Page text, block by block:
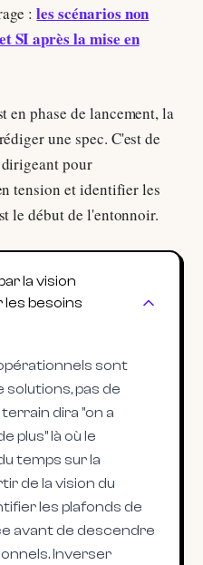
: les scénarios non
SI après la mise en
en phase de lancement, la
une spec. C'est de
dirigeant pour
tension et identifier les
le début de l'entonnoir.
la vision
les besoins
sont
pas de
dira "on a
plus" là où le
temps sur la
de la vision du
les plafonds de
avant de descendre
Inverser